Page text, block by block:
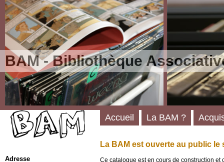
BAM - Bibliothèque
La BAM est ouverte au public le
Ce catalogue est en cours de construction
Accueil La BAM ?
Adresse